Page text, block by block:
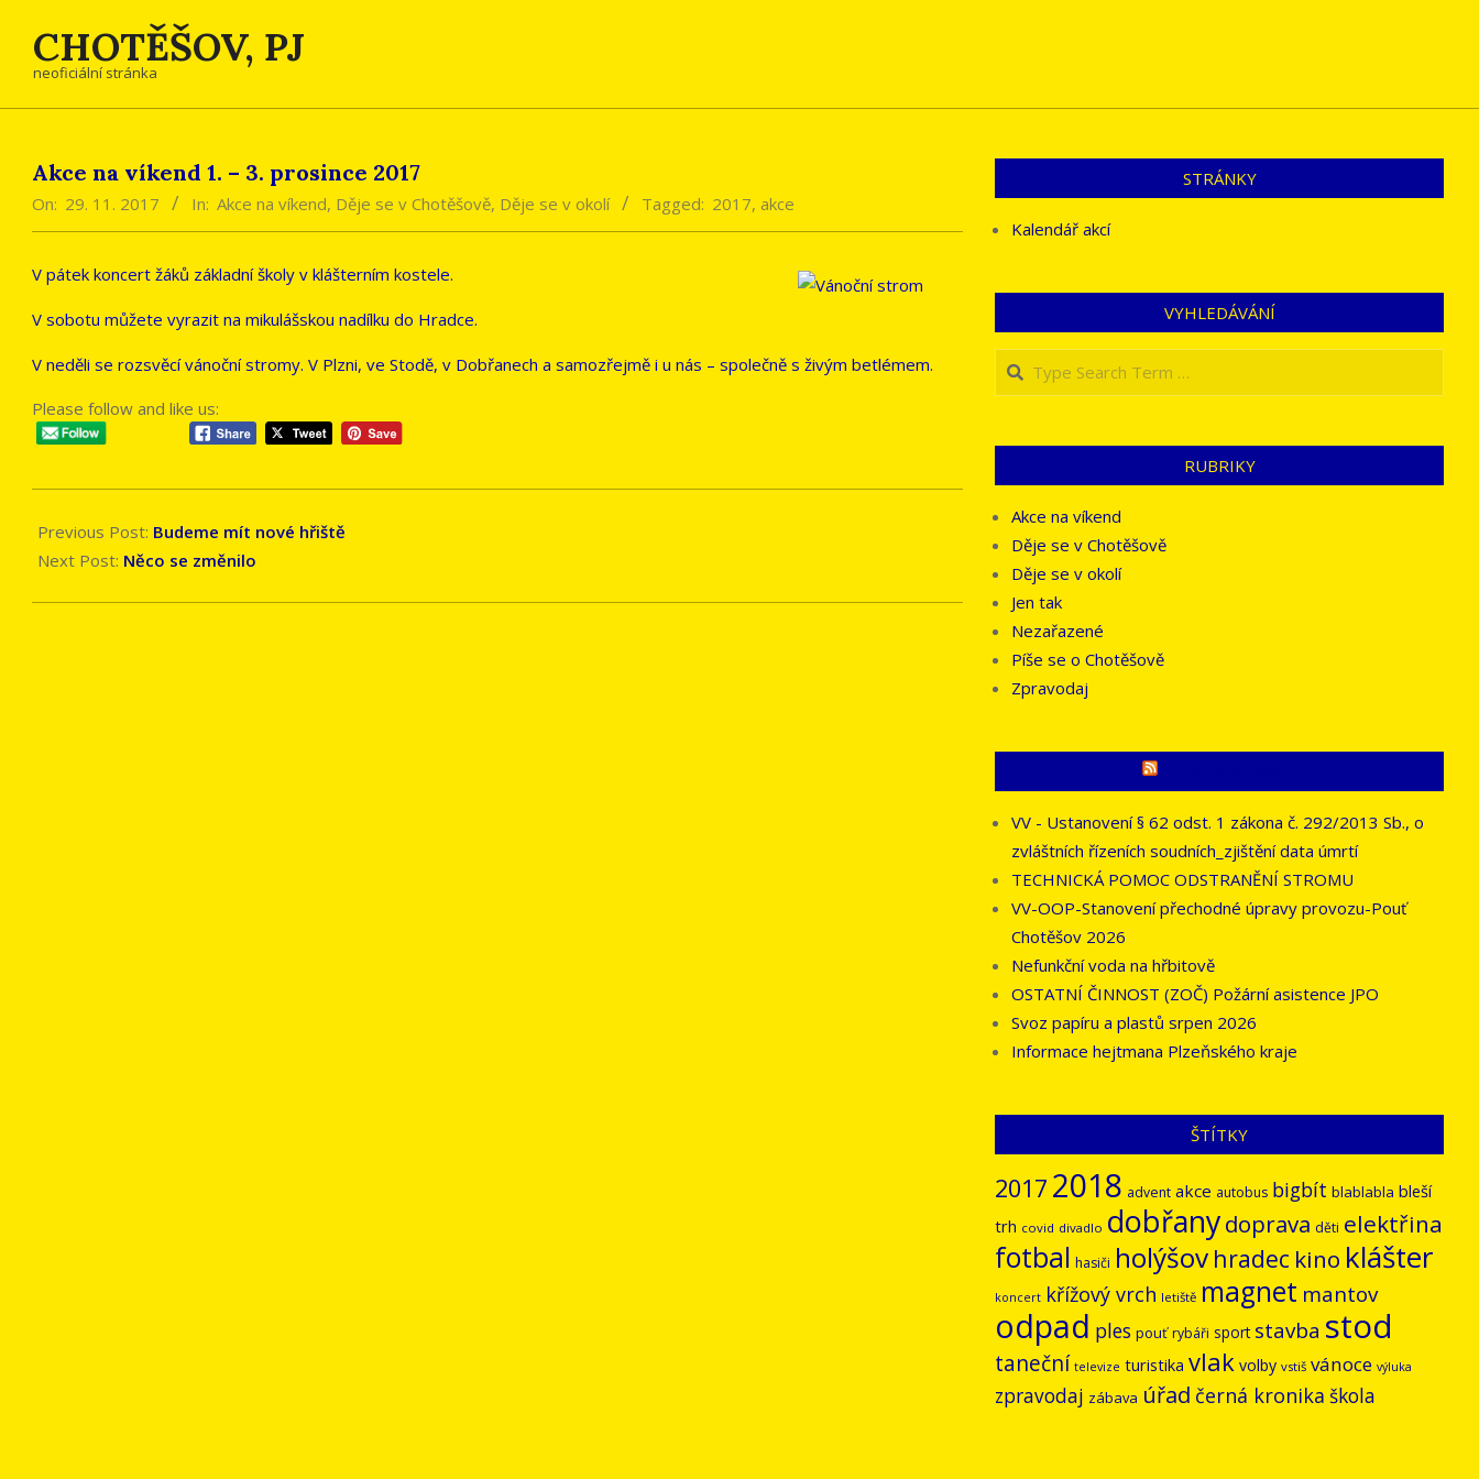
contentCHOTĚŠOV, PJ
neoficiální stránka
Akce na víkend 1. – 3. prosince 2017
On: 29. 11. 2017 In: Akce na víkend, Děje se v Chotěšově, Děje se v okolí Tagged: 2017, akce
V pátek koncert žáků základní školy v klášterním kostele.
V sobotu můžete vyrazit na mikulášskou nadílku do Hradce.
V neděli se rozsvěcí vánoční stromy. V Plzni, ve Stodě, v Dobřanech a samozřejmě i u nás – společně s živým betlémem.
Please follow and like us:
11-
29
Previous Post: Budeme mít nové hřiště
Next Post: Něco se změnilo
STRÁNKY
Kalendář akcí
VYHLEDÁVÁNÍ
Search
RUBRIKY
Akce na víkend
Děje se v Chotěšově
Děje se v okolí
Jen tak
Nezařazené
Píše se o Chotěšově
Zpravodaj
VV - Ustanovení § 62 odst. 1 zákona č. 292/2013 Sb., o
zvláštních řízeních soudních_zjištění data úmrtí
TECHNICKÁ POMOC ODSTRANĚNÍ STROMU
VV-OOP-Stanovení přechodné úpravy provozu-Pouť
Chotěšov 2026
Nefunkční voda na hřbitově
OSTATNÍ ČINNOST (ZOČ) Požární asistence JPO
Svoz papíru a plastů srpen 2026
Informace hejtmana Plzeňského kraje
ŠTÍTKY
2017 2018 advent akce autobus bigbít blablabla bleší
trh covid divadlo dobřanydoprava děti elektřina
fotbal hasiči holýšov hradec kino klášter
koncert křížový vrch letiště magnet mantov
odpad ples pouť rybáři sport stavba stod
taneční televize turistika vlak volby vstiš vánoce výluka
zpravodaj zábava úřad černá kronika škola